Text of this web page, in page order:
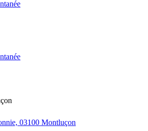
03100 Montluçon